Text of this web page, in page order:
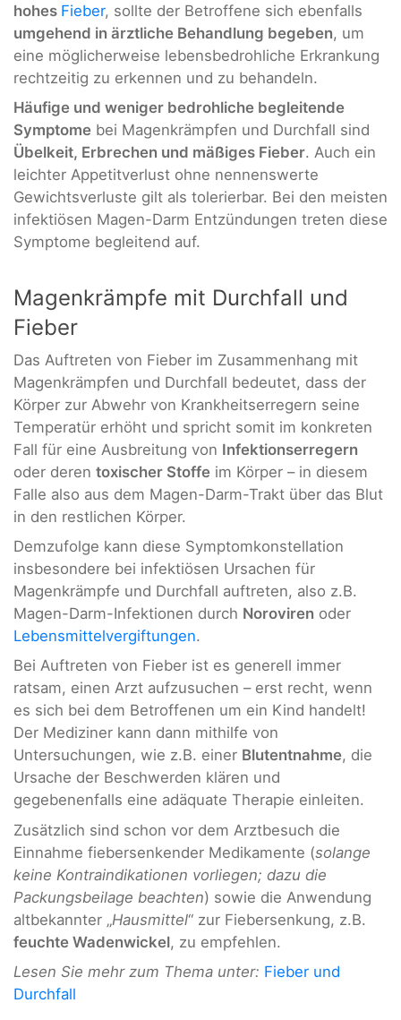
hohes Fieber, sollte der Betroffene sich ebenfalls
umgehend in ärztliche Behandlung begeben, um
eine möglicherweise lebensbedrohliche Erkrankung
rechtzeitig zu erkennen und zu behandeln.
Häufige und weniger bedrohliche begleitende
Symptome bei Magenkrämpfen und Durchfall sind
Übelkeit, Erbrechen und mäßiges Fieber. Auch ein
leichter Appetitverlust ohne nennenswerte
Gewichtsverluste gilt als tolerierbar. Bei den meisten
infektiösen Magen-Darm Entzündungen treten diese
Symptome begleitend auf.
Magenkrämpfe mit Durchfall und
Fieber
Das Auftreten von Fieber im Zusammenhang mit
Magenkrämpfen und Durchfall bedeutet, dass der
Körper zur Abwehr von Krankheitserregern seine
Temperatür erhöht und spricht somit im konkreten
Fall für eine Ausbreitung von Infektionserregern
oder deren toxischer Stoffe im Körper – in diesem
Falle also aus dem Magen-Darm-Trakt über das Blut
in den restlichen Körper.
Demzufolge kann diese Symptomkonstellation
insbesondere bei infektiösen Ursachen für
Magenkrämpfe und Durchfall auftreten, also z.B.
Magen-Darm-Infektionen durch Noroviren oder
Lebensmittelvergiftungen.
Bei Auftreten von Fieber ist es generell immer
ratsam, einen Arzt aufzusuchen – erst recht, wenn
es sich bei dem Betroffenen um ein Kind handelt!
Der Mediziner kann dann mithilfe von
Untersuchungen, wie z.B. einer Blutentnahme, die
Ursache der Beschwerden klären und
gegebenenfalls eine adäquate Therapie einleiten.
Zusätzlich sind schon vor dem Arztbesuch die
Einnahme fiebersenkender Medikamente (solange
keine Kontraindikationen vorliegen; dazu die
Packungsbeilage beachten) sowie die Anwendung
altbekannter „Hausmittel“ zur Fiebersenkung, z.B.
feuchte Wadenwickel, zu empfehlen.
Lesen Sie mehr zum Thema unter: Fieber und
Durchfall